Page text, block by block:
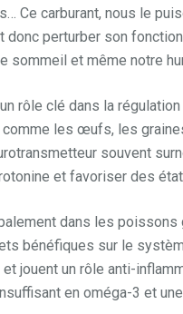
Ce carburant, nous le
perturber son
sommeil et même notre
clé dans la régulation
les œufs, les
souvent
et favoriser des
dans les poissons
bénéfiques sur le
jouent un rôle anti-
en oméga-3 et